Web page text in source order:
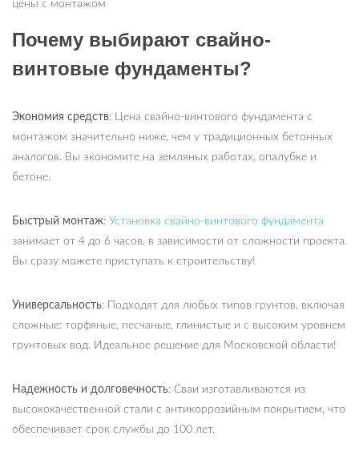
Почему выбирают свайно-
винтовые фундаменты?
Экономия средств: Цена свайно-винтового фундамента с
монтажом значительно ниже, чем у традиционных бетонных
аналогов. Вы экономите на земляных работах, опалубке и
бетоне.
Быстрый монтаж: Установка свайно-винтового фундамента
занимает от 4 до 6 часов, в зависимости от сложности проекта.
Вы сразу можете приступать к строительству!
Универсальность: Подходят для любых типов грунтов, включая
сложные: торфяные, песчаные, глинистые и с высоким уровнем
грунтовых вод. Идеальное решение для Московской области!
Надежность и долговечность: Сваи изготавливаются из
высококачественной стали с антикоррозийным покрытием, что
обеспечивает срок службы до 100 лет.